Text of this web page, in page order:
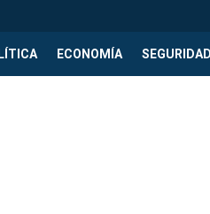
ECONOMÍA SEGURIDAD